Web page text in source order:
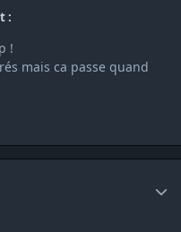
:
!
mais ca passe quand